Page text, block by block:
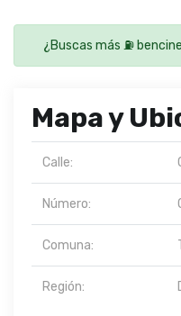
¿Buscas más ⛽
Mapa y
Calle:
Número:
Comuna:
Región: